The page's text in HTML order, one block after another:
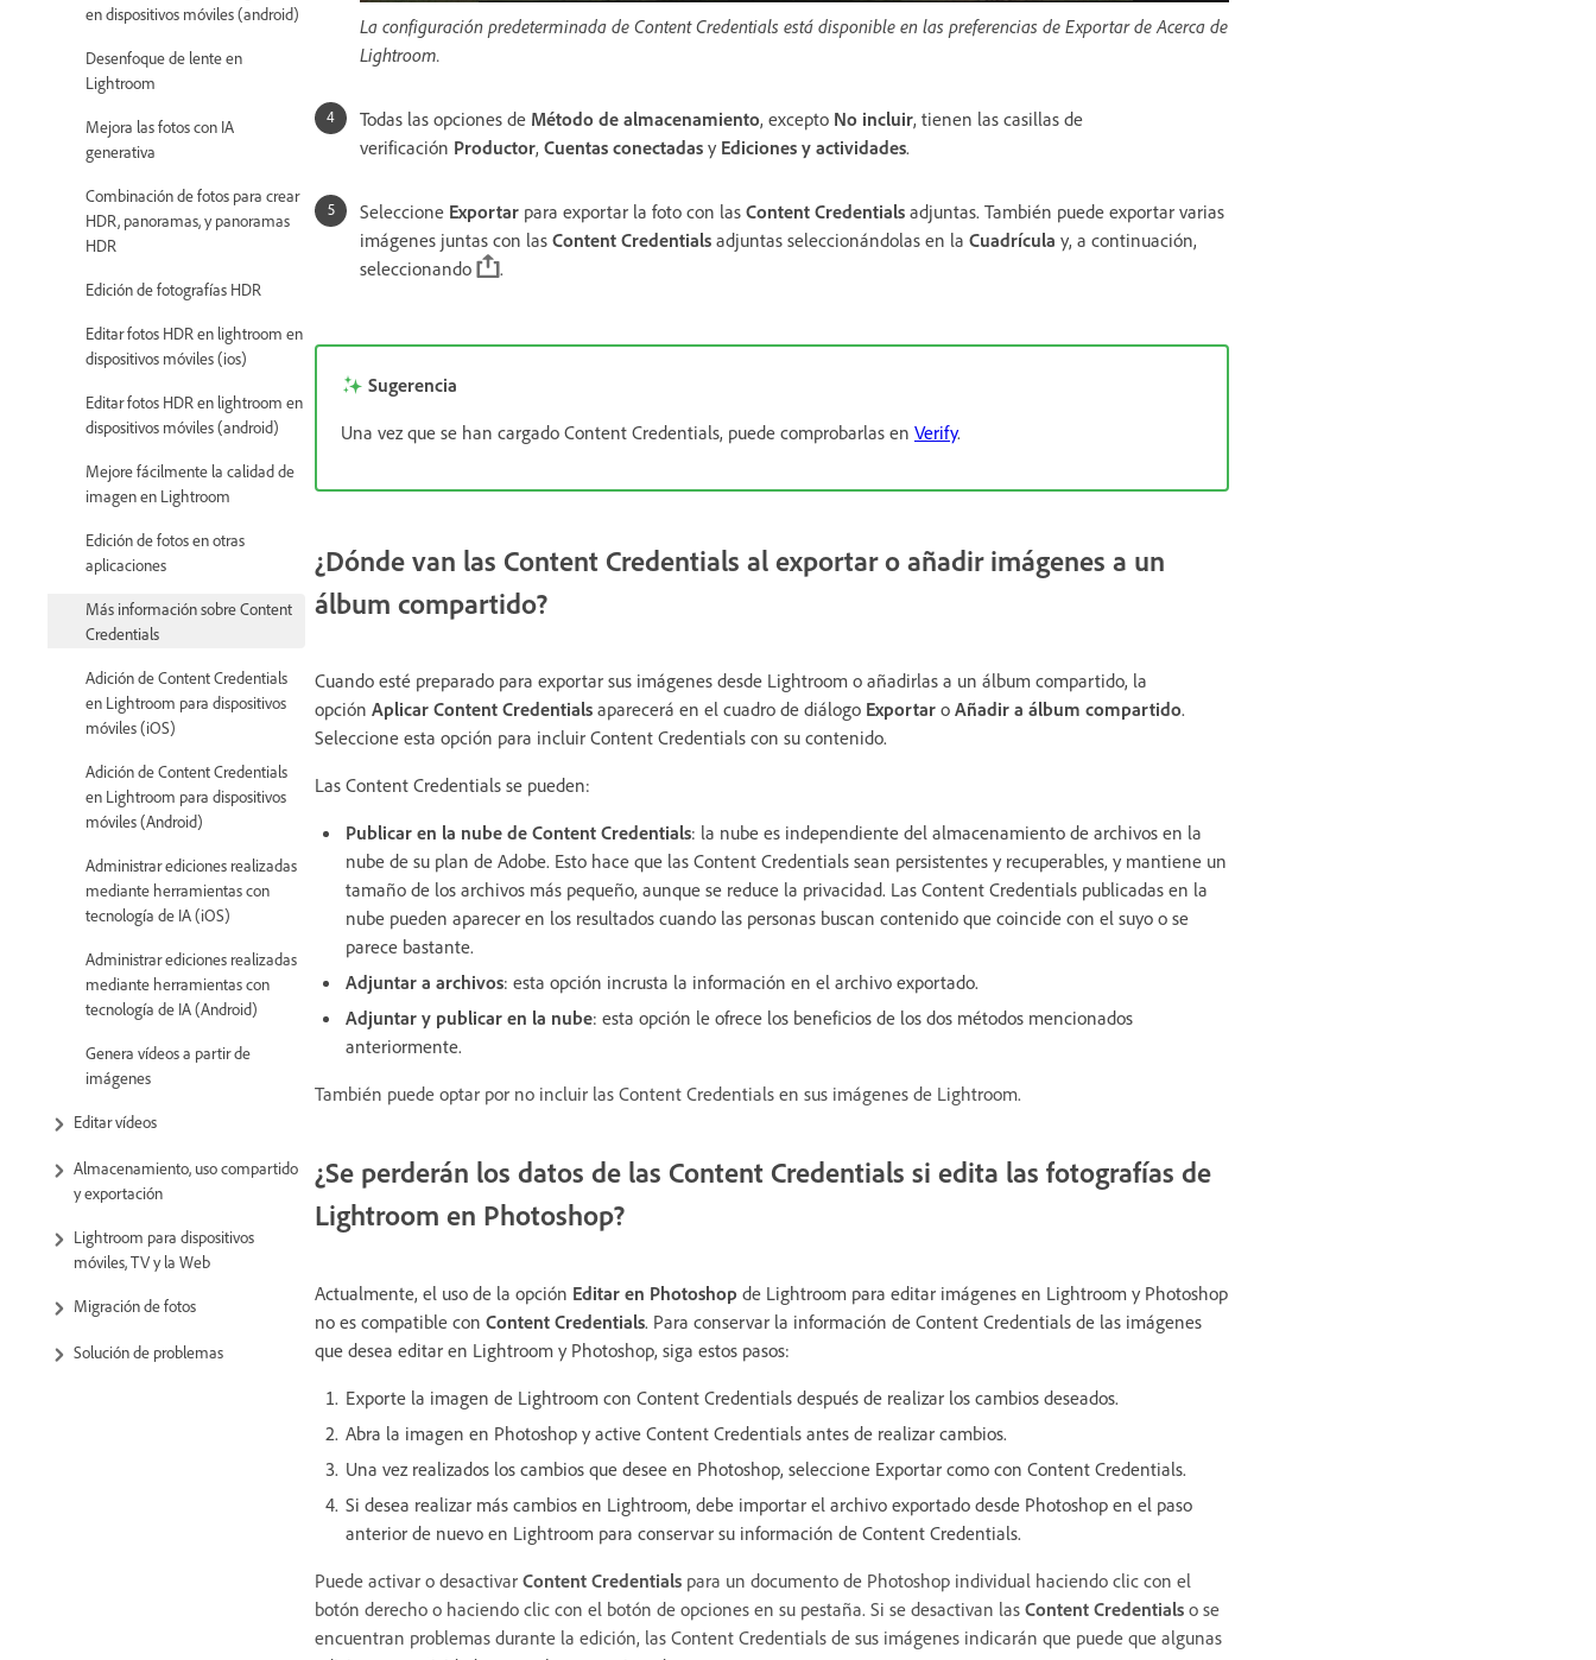
en dispositivos móviles (android)
Desenfoque de lente en
Lightroom
Mejora las fotos con IA
generativa
Combinación de fotos para crear
HDR, panoramas, y panoramas
HDR
Edición de fotografías HDR
Editar fotos HDR en lightroom en
dispositivos móviles (ios)
Editar fotos HDR en lightroom en
dispositivos móviles (android)
Mejore fácilmente la calidad de
imagen en Lightroom
Edición de fotos en otras
aplicaciones
Más información sobre Content
Credentials
Adición de Content Credentials
en Lightroom para dispositivos
móviles (iOS)
Adición de Content Credentials
en Lightroom para dispositivos
móviles (Android)
Administrar ediciones realizadas
mediante herramientas con
tecnología de IA (iOS)
Administrar ediciones realizadas
mediante herramientas con
tecnología de IA (Android)
Genera vídeos a partir de
imágenes
Editar vídeos
Almacenamiento, uso compartido
y exportación
Lightroom para dispositivos
móviles, TV y la Web
Migración de fotos
Solución de problemas
La configuración predeterminada de Content Credentials está disponible en las preferencias de Exportar de Acerca de
Lightroom.
Todas las opciones de Método de almacenamiento, excepto No incluir, tienen las casillas de
verificación Productor, Cuentas conectadas y Ediciones y actividades.
Seleccione Exportar para exportar la foto con las Content Credentials adjuntas. También puede exportar varias
imágenes juntas con las Content Credentials adjuntas seleccionándolas en la Cuadrícula y, a continuación,
seleccionando
.
Sugerencia
Una vez que se han cargado Content Credentials, puede comprobarlas en Verify.
¿Dónde van las Content Credentials al exportar o añadir imágenes a un
álbum compartido?
Cuando esté preparado para exportar sus imágenes desde Lightroom o añadirlas a un álbum compartido, la
opción Aplicar Content Credentials aparecerá en el cuadro de diálogo Exportar o Añadir a álbum compartido.
Seleccione esta opción para incluir Content Credentials con su contenido.
Las Content Credentials se pueden:
Publicar en la nube de Content Credentials: la nube es independiente del almacenamiento de archivos en la
nube de su plan de Adobe. Esto hace que las Content Credentials sean persistentes y recuperables, y mantiene un
tamaño de los archivos más pequeño, aunque se reduce la privacidad. Las Content Credentials publicadas en la
nube pueden aparecer en los resultados cuando las personas buscan contenido que coincide con el suyo o se
parece bastante.
Adjuntar a archivos: esta opción incrusta la información en el archivo exportado.
Adjuntar y publicar en la nube: esta opción le ofrece los beneficios de los dos métodos mencionados
anteriormente.
También puede optar por no incluir las Content Credentials en sus imágenes de Lightroom.
¿Se perderán los datos de las Content Credentials si edita las fotografías de
Lightroom en Photoshop?
Actualmente, el uso de la opción Editar en Photoshop de Lightroom para editar imágenes en Lightroom y Photoshop
no es compatible con Content Credentials. Para conservar la información de Content Credentials de las imágenes
que desea editar en Lightroom y Photoshop, siga estos pasos:
Exporte la imagen de Lightroom con Content Credentials después de realizar los cambios deseados.
Abra la imagen en Photoshop y active Content Credentials antes de realizar cambios.
Una vez realizados los cambios que desee en Photoshop, seleccione Exportar como con Content Credentials.
Si desea realizar más cambios en Lightroom, debe importar el archivo exportado desde Photoshop en el paso
anterior de nuevo en Lightroom para conservar su información de Content Credentials.
Puede activar o desactivar Content Credentials para un documento de Photoshop individual haciendo clic con el
botón derecho o haciendo clic con el botón de opciones en su pestaña. Si se desactivan las Content Credentials o se
encuentran problemas durante la edición, las Content Credentials de sus imágenes indicarán que puede que algunas